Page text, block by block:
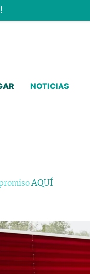
NOTICIAS
AQUÍ